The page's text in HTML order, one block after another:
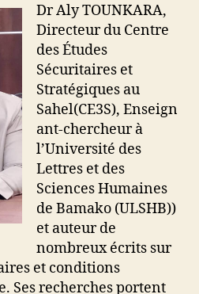
Dr Aly TOUNKARA,
Directeur du Centre
des Études
Sécuritaires et
Stratégiques au
Sahel(CE3S), Enseign
ant-chercheur à
l’Université des
Lettres et des
Sciences Humaines
de Bamako (ULSHB))
et auteur de
nombreux écrits sur
et conditions
Ses recherches portent